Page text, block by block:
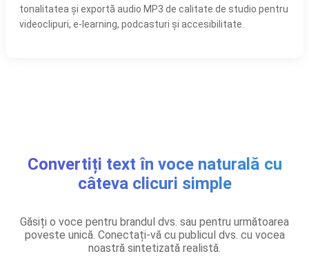
tonalitatea și exportă audio MP3 de calitate de studio pentru
videoclipuri, e-learning, podcasturi și accesibilitate.
Convertiți text în voce naturală cu
câteva clicuri simple
Găsiți o voce pentru brandul dvs. sau pentru următoarea
poveste unică. Conectați-vă cu publicul dvs. cu vocea
noastră sintetizată realistă.